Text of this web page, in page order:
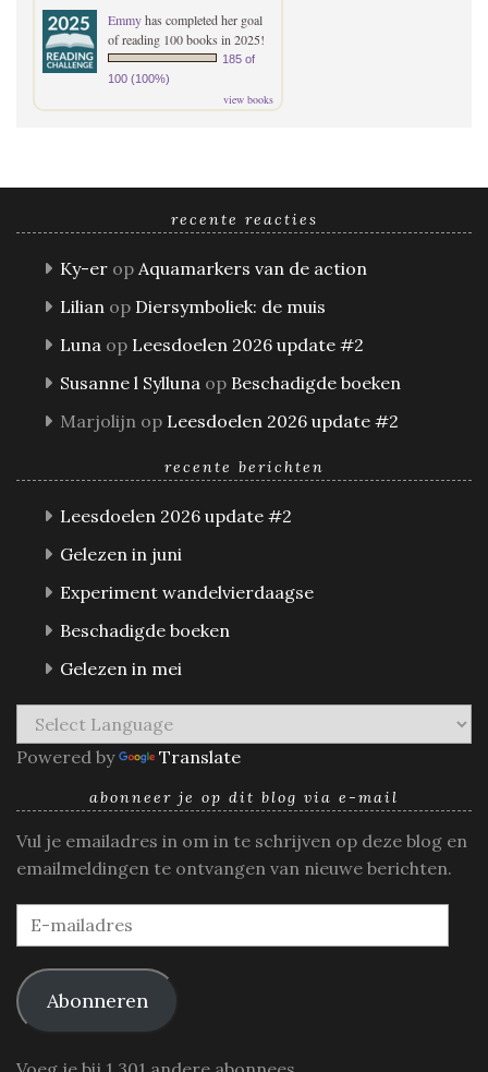
Emmyhas completed her goal
of reading 100 books in 2025!
185 of
100 (100%)
view books
recente reacties
Ky-er op Aquamarkers van de action
Lilian op Diersymboliek: de muis
Luna op Leesdoelen 2026 update #2
Susanne l Sylluna op Beschadigde boeken
Marjolijn op Leesdoelen 2026 update #2
recente berichten
Leesdoelen 2026 update #2
Gelezen in juni
Experiment wandelvierdaagse
Beschadigde boeken
Gelezen in mei
Powered by Translate
abonneer je op dit blog via e-mail
Vul je emailadres in om in te schrijven op deze blog en
emailmeldingen te ontvangen van nieuwe berichten.
E-
mailadres
Abonneren